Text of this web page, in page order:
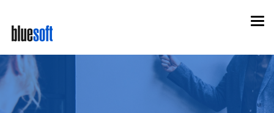
main
content